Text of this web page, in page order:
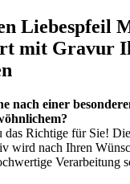
Liebespfeil
mit Gravur
nach einer
Richtige für Sie!
wird nach Ihren
Verarbeitung